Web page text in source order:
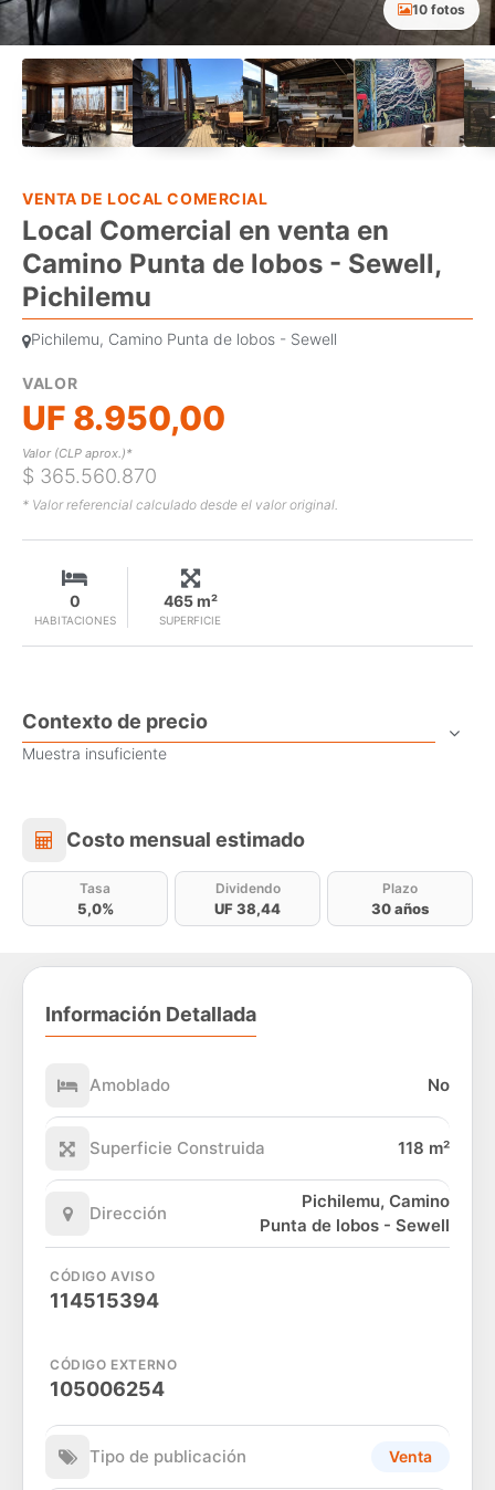
10 fotos
VENTA DE LOCAL COMERCIAL
Local Comercial en venta en
Camino Punta de lobos - Sewell,
Pichilemu
Pichilemu, Camino Punta de lobos - Sewell
VALOR
UF 8.950,00
Valor (CLP aprox.)*
$ 365.560.870
* Valor referencial calculado desde el valor original.
HABITACIONES
0
SUPERFICIE
465 m²
Contexto de precio
Muestra insuficiente
Costo mensual estimado
Costo mensual estimado
Tasa
5,0%
Dividendo
UF 38,44
Plazo
30 años
Información Detallada
Amoblado No
Superficie Construida 118 m²
Dirección
Pichilemu, Camino
Punta de lobos - Sewell
CÓDIGO AVISO
114515394
CÓDIGO EXTERNO
105006254
Tipo de publicación Venta